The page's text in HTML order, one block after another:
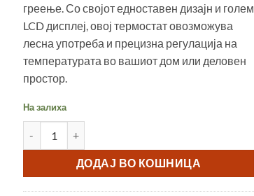
греење. Со својот едноставен дизајн и голем
LCD дисплеј, овој термостат овозможува
лесна употреба и прецизна регулација на
температурата во вашиот дом или деловен
простор.
На залиха
ДОДАЈ ВО КОШНИЦА